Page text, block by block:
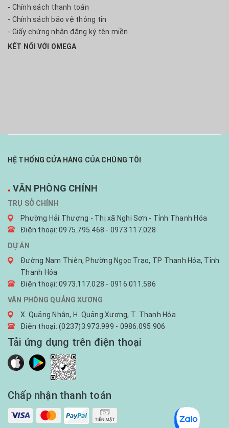
- Chính sách thanh toán
- Chính sách bảo vệ thông tin
- Giấy chứng nhận đăng ký tên miền
KẾT NỐI VỚI OMEGA
HỆ THỐNG CỬA HÀNG CỦA CHÚNG TÔI
. VĂN PHÒNG CHÍNH
TRỤ SỞ CHÍNH
Phường Hải Thượng - Thị xã Nghi Sơn - Tỉnh Thanh Hóa
Điện thoại: 0975.795.468 - 0973.117.028
DỰ ÁN
Đường Nam Thiên, Phường Ngọc Trạo, TP Thanh Hóa, Tỉnh
Thanh Hóa
Điện thoại: 0973.117.028 - 0916.011.586
VĂN PHÒNG QUẢNG XƯƠNG
X. Quảng Nhân, H. Quảng Xương, T. Thanh Hóa
Điện thoại: (0237)3.973.999 - 0986.095.906
Tải ứng dụng trên điện thoại
Chấp nhận thanh toán